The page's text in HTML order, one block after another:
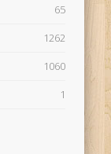
65
1262
1060
1